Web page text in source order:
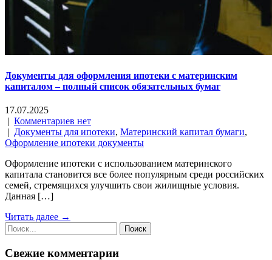
Документы для оформления ипотеки с материнским
капиталом – полный список обязательных бумаг
17.07.2025
| Комментариев нет
| Документы для ипотеки, Материнский капитал бумаги,
Оформление ипотеки документы
Оформление ипотеки с использованием материнского
капитала становится все более популярным среди российских
семей, стремящихся улучшить свои жилищные условия.
Данная […]
Читать далее →
Свежие комментарии